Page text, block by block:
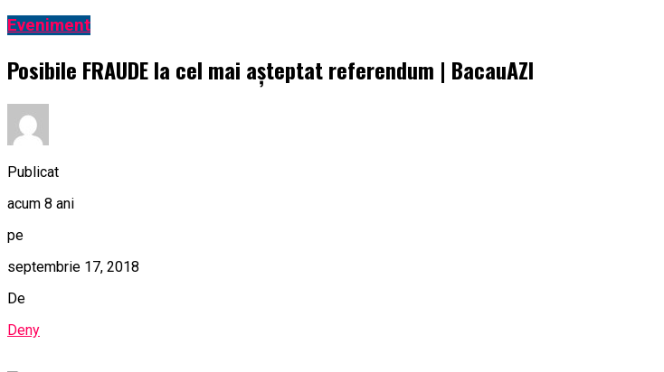
Eveniment
Posibile FRAUDE la cel mai așteptat referendum | BacauAZI
Publicat
acum 8 ani
pe
septembrie 17, 2018
De
Deny